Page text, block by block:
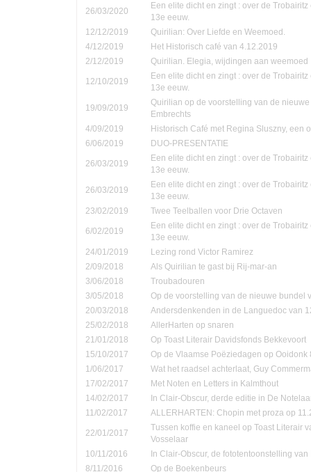
26/03/2020
Een elite dicht en zingt : over de
13e eeuw.
12/12/2019
Quirilian: Over Liefde en Weemoed.
4/12/2019
Het Historisch café van 4.12.2019
2/12/2019
Quirilian. Elegia, wijdingen aan weemoed
12/10/2019
Een elite dicht en zingt : over de
13e eeuw.
19/09/2019
Quirilian op de voorstelling van de
Embrechts
4/09/2019
Historisch Café met Regina Sluszny, een
6/06/2019
DUO-PRESENTATIE
26/03/2019
Een elite dicht en zingt : over de
13e eeuw.
26/03/2019
Een elite dicht en zingt : over de
13e eeuw.
23/02/2019
Twee Teelballen voor Drie Octaven
6/02/2019
Een elite dicht en zingt : over de
13e eeuw.
24/01/2019
Lezing rond Victor Ramirez
2/09/2018
Als Quirilian te gast bij Rij-mar-an
3/06/2018
Troubadouren
3/05/2018
Op de voorstelling van de nieuwe bundel
20/03/2018
Andersdenkenden in de Languedoc van
25/02/2018
AllerHarten op snaren
21/01/2018
Op Toast Literair Davidsfonds Bekkevoort
15/10/2017
Op de Vlaamse Poëziedagen op
1/06/2017
Wat het raadsel achterlaat, Guy
17/02/2017
Met Noten en Letters in Kalmthout
14/02/2017
In Clair-Obscur, derde editie in De
11/02/2017
ALLERHARTEN: Chopin met proza op
22/01/2017
Tussen koffie en kaneel op Toast Literair
Vosselaar
10/11/2016
In Clair-Obscur, de fototentoonstelling
8/11/2016
Op de Boekenbeurs